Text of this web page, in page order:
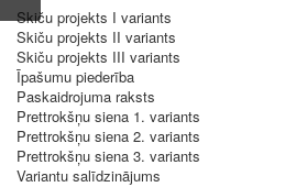
Skiču projekts I variants
Skiču projekts II variants
Skiču projekts III variants
Īpašumu piederība
Paskaidrojuma raksts
Prettrokšņu siena 1. variants
Prettrokšņu siena 2. variants
Prettrokšņu siena 3. variants
Variantu salīdzinājums